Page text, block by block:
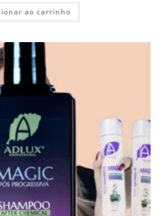
ao carrinho